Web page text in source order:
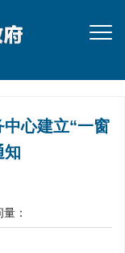
心建立“一窗
知
：